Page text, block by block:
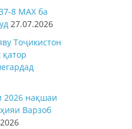
8 MAX ба
27.07.2026
Тоҷикистон
қатор
2026 нақшаи
Варзоб